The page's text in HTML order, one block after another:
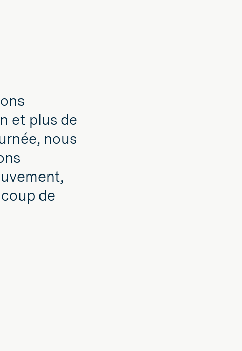
et plus de
nous
de